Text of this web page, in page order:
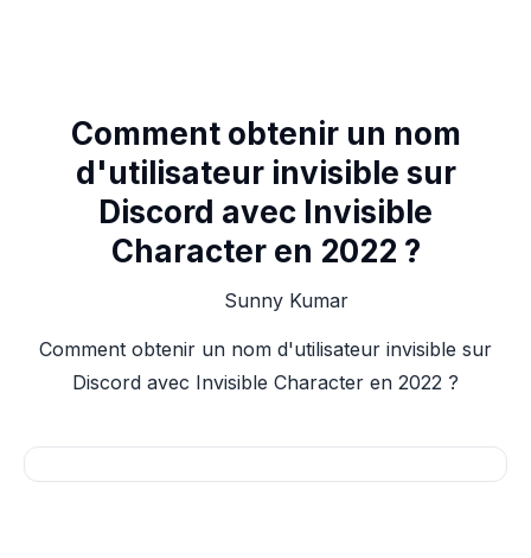
Comment obtenir un nom
d'utilisateur invisible sur
Discord avec Invisible
Character en 2022 ?
Sunny Kumar
Comment obtenir un nom d'utilisateur invisible sur
Discord avec Invisible Character en 2022 ?